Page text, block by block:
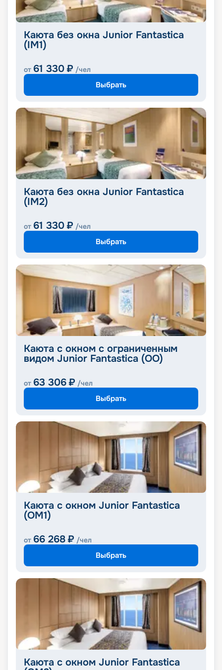
Каюта без окна Junior Fantastica
(IM1)
от 61 330 ₽ /чел
Выбрать
Каюта без окна Junior Fantastica
(IM2)
от 61 330 ₽ /чел
Выбрать
Каюта с окном с ограниченным
видом Junior Fantastica (OO)
от 63 306 ₽ /чел
Выбрать
Каюта с окном Junior Fantastica
(OM1)
от 66 268 ₽ /чел
Выбрать
Каюта с окном Junior Fantastica